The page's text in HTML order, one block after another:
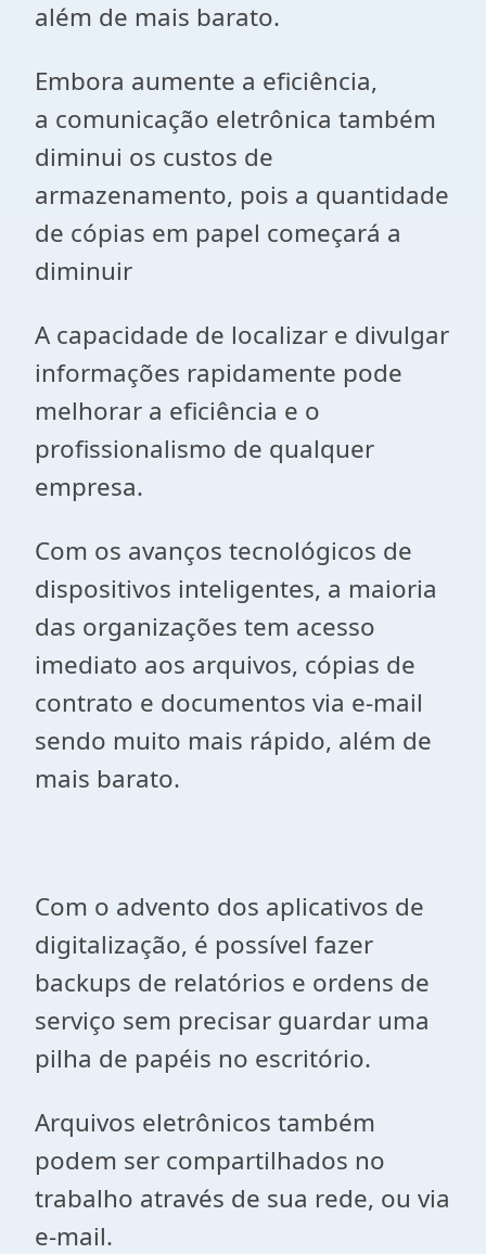
além de mais barato.
Embora aumente a eficiência,
a comunicação eletrônica também
diminui os custos de
armazenamento, pois a quantidade
de cópias em papel começará a
diminuir
A capacidade de localizar e divulgar
informações rapidamente pode
melhorar a eficiência e o
profissionalismo de qualquer
empresa.
Com os avanços tecnológicos de
dispositivos inteligentes, a maioria
das organizações tem acesso
imediato aos arquivos, cópias de
contrato e documentos via e-mail
sendo muito mais rápido, além de
mais barato.
Com o advento dos aplicativos de
digitalização, é possível fazer
backups de relatórios e ordens de
serviço sem precisar guardar uma
pilha de papéis no escritório.
Arquivos eletrônicos também
podem ser compartilhados no
trabalho através de sua rede, ou via
e-mail.